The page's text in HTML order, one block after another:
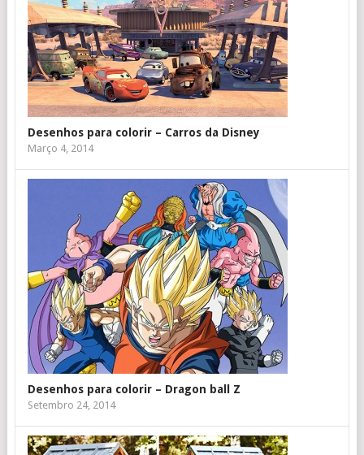
Desenhos para colorir – Carros da Disney
Março 4, 2014
Desenhos para colorir – Dragon ball Z
Setembro 24, 2014